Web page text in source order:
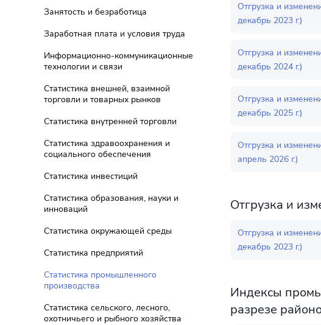
Занятость и безработица
Заработная плата и условия труда
Информационно-коммуникационные
технологии и связи
Статистика внешней, взаимной
торговли и товарных рынков
Статистика внутренней торговли
Статистика здравоохранения и
социального обеспечения
Статистика инвестиций
Статистика образования, науки и
инноваций
Статистика окружающей среды
Статистика предприятий
Статистика промышленного
производства
Статистика сельского, лесного,
охотничьего и рыбного хозяйства
Отгрузка и
декабрь 2023 г.)
Отгрузка и
декабрь 2024 г.)
Отгрузка и
декабрь 2025 г.)
Отгрузка и
апрель 2026 г.)
Отгрузка и
Отгрузка и
декабрь 2023 г.)
Индексы
разрезе